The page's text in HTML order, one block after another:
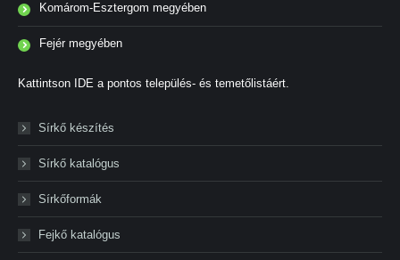
Komárom-Esztergom megyében
Fejér megyében
Kattintson IDE a pontos település- és temetőlistáért.
Sírkő készítés
Sírkő katalógus
Sírkőformák
Fejkő katalógus